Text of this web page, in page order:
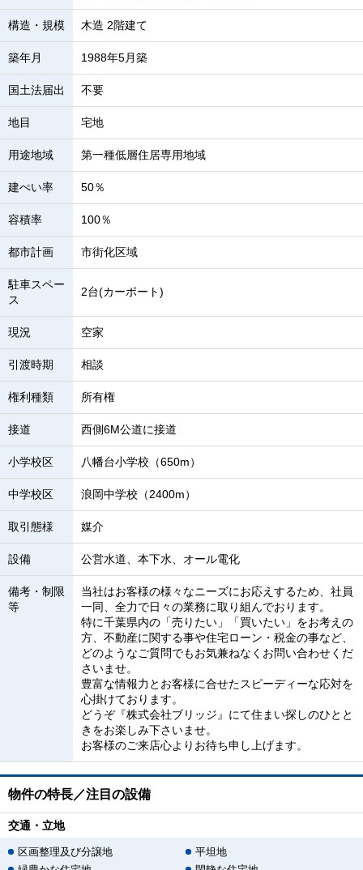
構造・規模 木造 2階建て
築年月 1988年5月築
国土法届出 不要
地目 宅地
用途地域 第一種低層住居専用地域
建ぺい率 50％
容積率 100％
都市計画 市街化区域
駐車スペー
ス
2台(カーポート)
現況 空家
引渡時期 相談
権利種類 所有権
接道 西側6M公道に接道
小学校区 八幡台小学校（650m）
中学校区 浪岡中学校（2400m）
取引態様 媒介
設備 公営水道、本下水、オール電化
備考・制限
等
当社はお客様の様々なニーズにお応えするため、社員
一同、全力で日々の業務に取り組んでおります。
特に千葉県内の「売りたい」「買いたい」をお考えの
方、不動産に関する事や住宅ローン・税金の事など、
どのようなご質問でもお気兼ねなくお問い合わせくだ
さいませ。
豊富な情報力とお客様に合せたスピーディーな応対を
心掛けております。
どうぞ『株式会社ブリッジ』にて住まい探しのひとと
きをお楽しみ下さいませ。
お客様のご来店心よりお待ち申し上げます。
物件の特長／注目の設備
交通・立地
区画整理及び分譲地
平坦地